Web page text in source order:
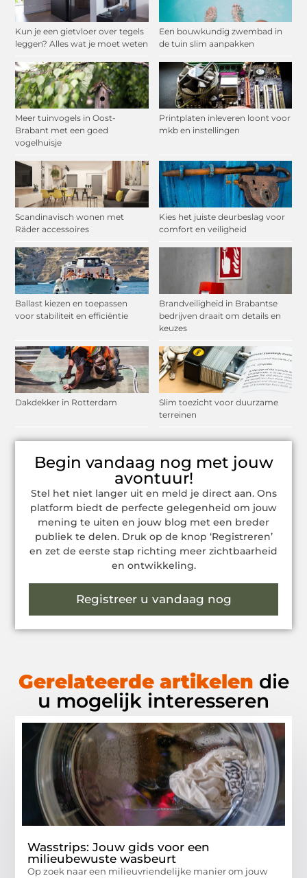
Kun je een gietvloer over tegels
leggen? Alles wat je moet weten
Een bouwkundig zwembad in
de tuin slim aanpakken
Meer tuinvogels in Oost-
Brabant met een goed
vogelhuisje
Printplaten inleveren loont voor
mkb en instellingen
Scandinavisch wonen met
Räder accessoires
Kies het juiste deurbeslag voor
comfort en veiligheid
Ballast kiezen en toepassen
voor stabiliteit en efficiëntie
Brandveiligheid in Brabantse
bedrijven draait om details en
keuzes
Dakdekker in Rotterdam
Slim toezicht voor duurzame
terreinen
Begin vandaag nog met jouw
avontuur!
Stel het niet langer uit en meld je direct aan. Ons
platform biedt de perfecte gelegenheid om jouw
mening te uiten en jouw blog met een breder
publiek te delen. Druk op de knop ‘Registreren’
en zet de eerste stap richting meer zichtbaarheid
en ontwikkeling.
Registreer u vandaag nog
Gerelateerde artikelen die
u mogelijk interesseren
Wasstrips: Jouw gids voor een
milieubewuste wasbeurt
Op zoek naar een milieuvriendelijke manier om jouw